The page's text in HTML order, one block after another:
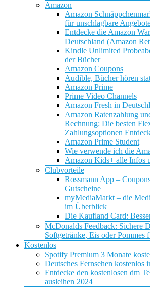
Amazon
Amazon
für unschlagbare
Entdecke die Amazon
Deutschland (Amazon
Kindle Unlimited
der Bücher
Amazon Coupons
Audible, Bücher hören
Amazon Prime
Prime Video Channels
Amazon Fresh in
Amazon Ratenzahlung
Rechnung: Die besten
Zahlungsoptionen
Amazon Prime Student
Wie verwende ich die
Amazon Kids+ alle Infos
Clubvorteile
Rossmann App –
Gutscheine
myMediaMarkt – die
im Überblick
Die Kaufland Card:
McDonalds Feedback: Sichere
Softgetränke, Eis oder Pommes
Kostenlos
Spotify Premium 3 Monate
Deutsches Fernsehen kostenlos
Entdecke den kostenlosen dm
ausleihen 2024